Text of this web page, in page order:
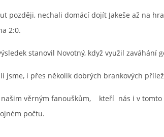
později, nechali domácí dojít Jakeše až na
2:0.
stanovil Novotný, když využil zaváhání
jsme, i přes několik dobrých brankových
našim věrným fanouškům, kteří nás i v
počtu.